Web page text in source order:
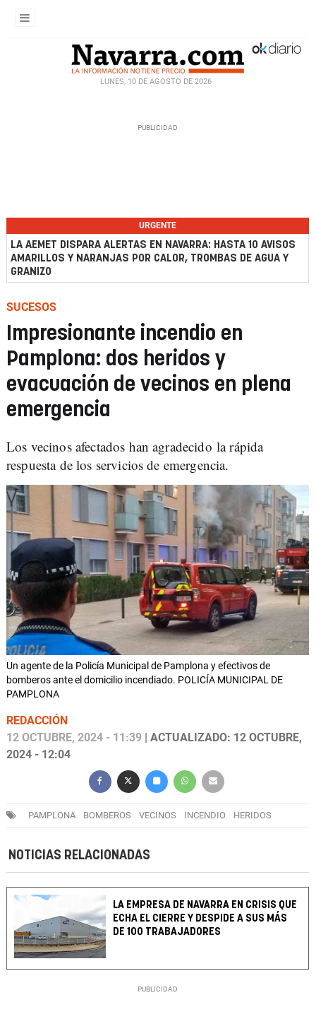
LUNES, 10 DE AGOSTO DE 2026
URGENTE
LA AEMET DISPARA ALERTAS EN NAVARRA: HASTA 10 AVISOS
AMARILLOS Y NARANJAS POR CALOR, TROMBAS DE AGUA Y
GRANIZO
SUCESOS
Impresionante incendio en
Pamplona: dos heridos y
evacuación de vecinos en plena
emergencia
Los vecinos afectados han agradecido la rápida
respuesta de los servicios de emergencia.
Un agente de la Policía Municipal de Pamplona y efectivos de
bomberos ante el domicilio incendiado. POLICÍA MUNICIPAL DE
PAMPLONA
REDACCIÓN
12 OCTUBRE, 2024 - 11:39 | ACTUALIZADO: 12 OCTUBRE,
2024 - 12:04
PAMPLONA BOMBEROS VECINOS INCENDIO HERIDOS
NOTICIAS RELACIONADAS
LA EMPRESA DE NAVARRA EN CRISIS QUE
ECHA EL CIERRE Y DESPIDE A SUS MÁS
DE 100 TRABAJADORES